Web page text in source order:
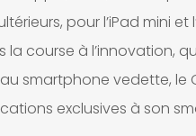
pour l’iPad mini
course à l’innovation,
smartphone vedette, le
exclusives à son